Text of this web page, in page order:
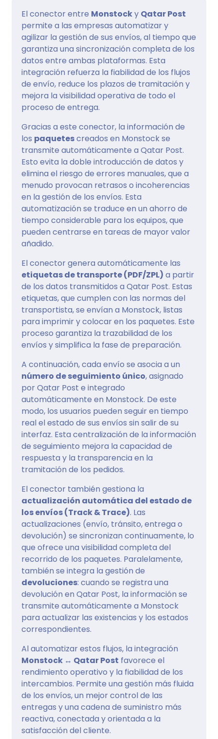
El conector entre Monstocky Qatar Post
permite a las empresas automatizar y
agilizar la gestión de sus envíos, al tiempo que
garantiza una sincronización completa de los
datos entre ambas plataformas. Esta
integración refuerza la fiabilidad de los flujos
de envío, reduce los plazos de tramitación y
mejora la visibilidad operativa de todo el
proceso de entrega.
Gracias a este conector, la información de
los paquetescreados en Monstock se
transmite automáticamente a Qatar Post.
Esto evita la doble introducción de datos y
elimina el riesgo de errores manuales, que a
menudo provocan retrasos o incoherencias
en la gestión de los envíos. Esta
automatización se traduce en un ahorro de
tiempo considerable para los equipos, que
pueden centrarse en tareas de mayor valor
añadido.
El conector genera automáticamente las
etiquetas de transporte (PDF/ZPL) a partir
de los datos transmitidos a Qatar Post. Estas
etiquetas, que cumplen con las normas del
transportista, se envían a Monstock, listas
para imprimir y colocar en los paquetes. Este
proceso garantiza la trazabilidad de los
envíos y simplifica la fase de preparación.
A continuación, cada envío se asocia a un
número de seguimiento único, asignado
por Qatar Post e integrado
automáticamente en Monstock. De este
modo, los usuarios pueden seguir en tiempo
real el estado de sus envíos sin salir de su
interfaz. Esta centralización de la información
de seguimiento mejora la capacidad de
respuesta y la transparencia en la
tramitación de los pedidos.
El conector también gestiona la
actualización automática del estado de
los envíos (Track & Trace). Las
actualizaciones (envío, tránsito, entrega o
devolución) se sincronizan continuamente, lo
que ofrece una visibilidad completa del
recorrido de los paquetes. Paralelamente,
también se integra la gestión de
devoluciones: cuando se registra una
devolución en Qatar Post, la información se
transmite automáticamente a Monstock
para actualizar las existencias y los estados
correspondientes.
Al automatizar estos flujos, la integración
Monstock ↔ Qatar Post favorece el
rendimiento operativo y la fiabilidad de los
intercambios. Permite una gestión más fluida
de los envíos, un mejor control de las
entregas y una cadena de suministro más
reactiva, conectada y orientada a la
satisfacción del cliente.